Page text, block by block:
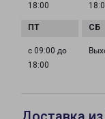
18:00
с 09:00 до
18:00